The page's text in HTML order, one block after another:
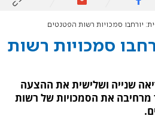
יורחבו סמכויות רשות הפטנטים
סמכויות רשות
שנייה ושלישית את ההצעה
מרחיבה את הסמכויות של רשות